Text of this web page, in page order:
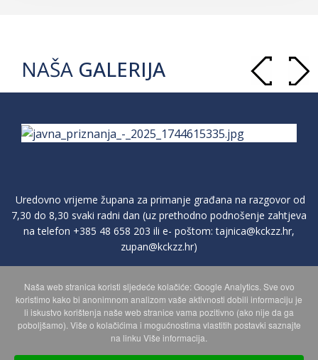
NAŠA GALERIJA
Uredovno vrijeme župana za primanje građana na razgovor od
7,30 do 8,30 svaki radni dan (uz prethodno podnošenje zahtjeva
na telefon +385 48 658 203 ili e- poštom:tajnica@kckzz.hr,
zupan@kckzz.hr)
POLITIKA ZAŠTITE PRIVATNOSTI OSOBNIH PODATAKA
MAPA WEBA
Naša web stranica koristi sljedeće kolačiće: Google Analytics. Sve ovo
koristimo kako bi anonimnom analizom vaše aktivnosti dobili informaciju je
li iskustvo korištenja naše web stranice vama pozitivno (ako nije da ga
poboljšamo). Više o kolačićima i mogućnostima vlastitih postavki saznajte
na linku Više informacija.